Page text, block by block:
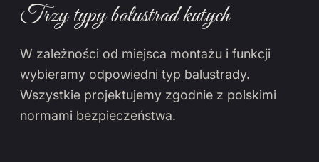
Trzy typy balustrad kutych
W zależności od miejsca montażu i funkcji
wybieramy odpowiedni typ balustrady.
Wszystkie projektujemy zgodnie z polskimi
normami bezpieczeństwa.